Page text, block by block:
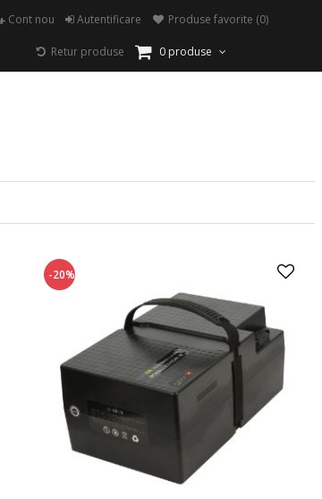
Cont nou Autentificare Produse favorite (0)
Retur produse 0 produse
-20%